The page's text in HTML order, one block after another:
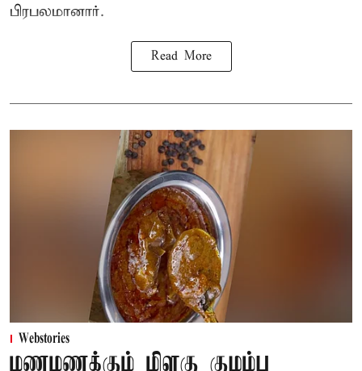
பிரபலமானார்.
Read More
Webstories
மணமணக்கும் மிளகு குழம்பு